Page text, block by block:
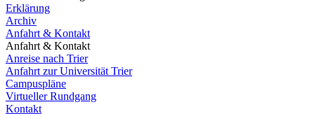
Erklärung
Archiv
Anfahrt & Kontakt
Anfahrt & Kontakt
Anreise nach Trier
Anfahrt zur Universität Trier
Campuspläne
Virtueller Rundgang
Kontakt